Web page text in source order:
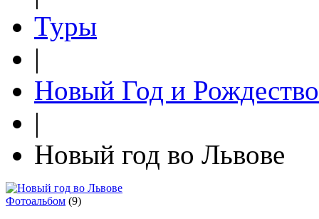
Туры
|
Новый Год и Рождество
|
Новый год во Львове
Фотоальбом (9)